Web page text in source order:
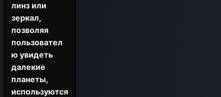
линз или
зеркал,
позволяя
пользовател
ю увидеть
далекие
планеты,
используются